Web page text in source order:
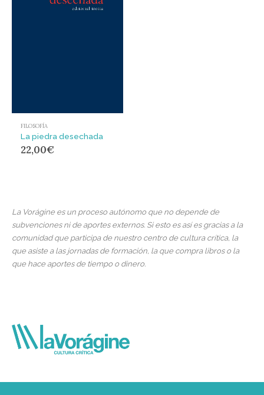
FILOSOFÍA
La piedra desechada
22,00€
La Vorágine es un proceso autónomo que no depende de
subvenciones ni de aportes externos. Si esto es así es gracias a la
comunidad que participa de nuestro centro de cultura crítica, la
que asiste a las jornadas de formación, la que compra libros o la
que hace aportes de tiempo o dinero.